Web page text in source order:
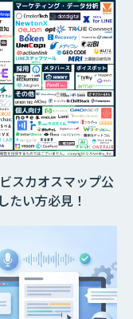
スカオスマップ公
たい方必見！